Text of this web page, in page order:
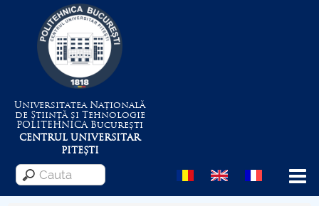
Universitatea Națională
de Știință și Tehnologie
POLITEHNICABucurești
CENTRUL UNIVERSITAR
PITEȘTI
Menu